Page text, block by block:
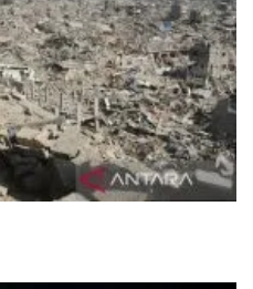
selamat berpuasa bagi